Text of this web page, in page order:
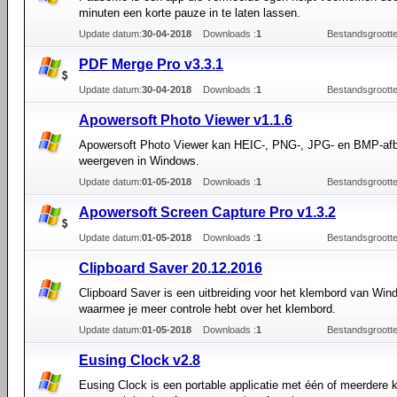
minuten een korte pauze in te laten lassen.
Update datum:30-04-2018 Downloads :1
PDF Merge Pro v3.3.1
Update datum:30-04-2018 Downloads :1
Apowersoft Photo Viewer v1.1.6
Apowersoft Photo Viewer kan HEIC-, PNG-, JPG- en BMP-
weergeven in Windows.
Update datum:01-05-2018 Downloads :1
Apowersoft Screen Capture Pro v1.3.2
Update datum:01-05-2018 Downloads :1
Clipboard Saver 20.12.2016
Clipboard Saver is een uitbreiding voor het klembord van
waarmee je meer controle hebt over het klembord.
Update datum:01-05-2018 Downloads :1
Eusing Clock v2.8
Eusing Clock is een portable applicatie met één of meerdere